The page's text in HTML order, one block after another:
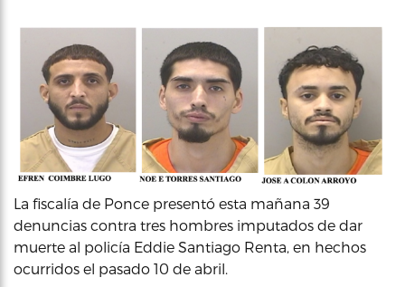
La fiscalía de Ponce presentó esta mañana 39
denuncias contra tres hombres imputados de dar
muerte al policía Eddie Santiago Renta, en hechos
ocurridos el pasado 10 de abril.